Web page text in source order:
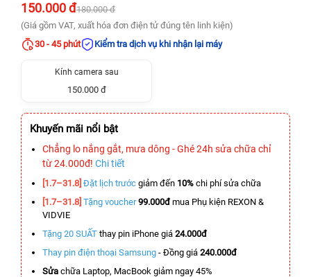
150.000 đ180.000 đ
(Giá gồm VAT, xuất hóa đơn điện tử đúng tên linh kiện)
30 - 45 phút
Kiểm tra dịch vụ khi nhận lại máy
Kính camera sau
150.000 đ
Khuyến mãi nổi bật
Chẳng lo nắng gắt, mưa dông - Ghé 24h sửa chữa chỉ
từ 24.000đ! Chi tiết
[1.7–31.8] Đặt lịch trước giảm đến 10% chi phí sửa chữa
[1.7–31.8] Tặng voucher 99.000đmua Phụ kiện REXON &
VIDVIE
Tặng 20 SUẤT thay pin iPhone giá 24.000đ
Thay pin điện thoại Samsung - Đồng giá 240.000đ
Sửa chữa Laptop, MacBook giảm ngay 45%